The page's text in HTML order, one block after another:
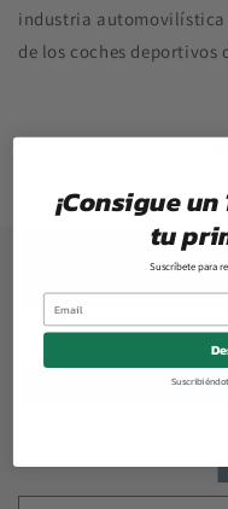
industria automovilística
de los coches deportivos
Deja un
Nombre*
¡Consigue
tu
Suscríbete para